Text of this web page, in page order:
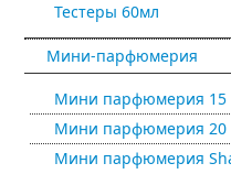
Тестеры 60мл
Мини-парфюмерия
Мини парфюмерия 15
Мини парфюмерия 20
Мини парфюмерия